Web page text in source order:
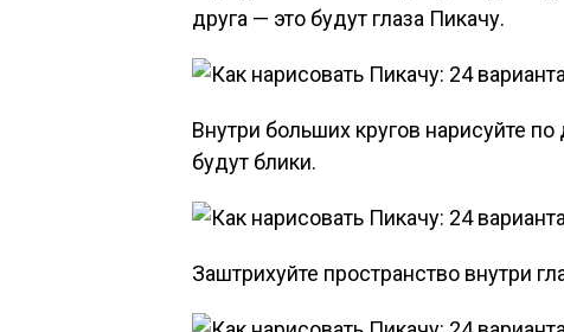
друга — это будут глаза Пикачу.
Внутри больших кругов нарисуйте
будут блики.
Заштрихуйте пространство внутри